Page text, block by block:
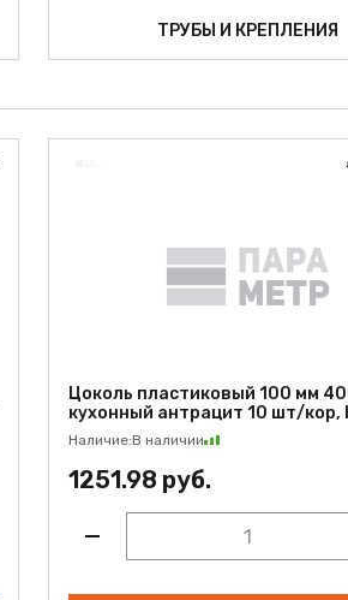
ТРУБЫ И КРЕПЛЕНИЯ
Цоколь пластиковый 100 мм
кухонный антрацит 10 шт/кор,
Наличие:В наличии
1251.98 руб.